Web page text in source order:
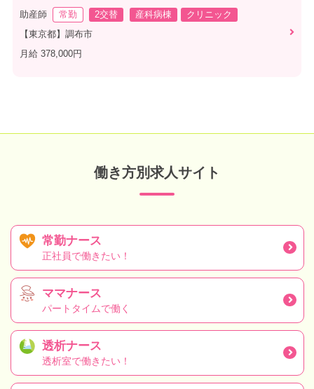
助産師 常勤 2交替 産科病棟
クリニック
【東京都】調布市
月給 378,000円
働き方別求人サイト
常勤ナース
正社員で働きたい！
ママナース
パートタイムで働く
透析ナース
透析室で働きたい！